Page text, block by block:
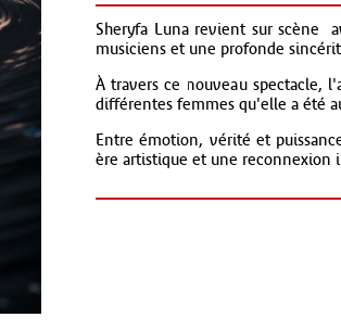
Sheryfa Luna revient sur scène
musiciens et une profonde
À travers ce nouveau spectacle,
différentes femmes qu'elle a été
Entre émotion, vérité et
ère artistique et une reconnexion